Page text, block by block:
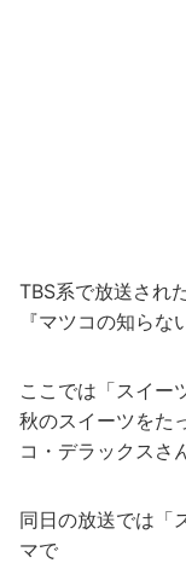
TBS系で放送され
『マツコの知らな
ここでは「スイー
秋のスイーツをた
コ・デラックスさ
同日の放送では「
マで